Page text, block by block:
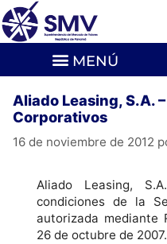
Aliado Leasing, S.A.
Corporativos
16 de noviembre de 2012
Aliado Leasing,
condiciones de la
autorizada mediante
26 de octubre de 2007.